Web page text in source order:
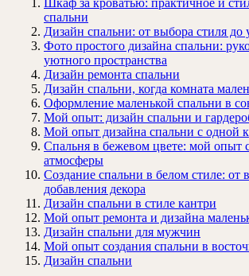
Шкаф за кроватью: практичное и
спальни
Дизайн спальни: от выбора стиля
Фото простого дизайна спальни:
уютного пространства
Дизайн ремонта спальни
Дизайн спальни, когда комната
Оформление маленькой спальни в
Мой опыт: дизайн спальни и
Мой опыт дизайна спальни с одной
Спальня в бежевом цвете: мой опыт
атмосферы
Создание спальни в белом стиле: от
добавления декора
Дизайн спальни в стиле кантри
Мой опыт ремонта и дизайна
Дизайн спальни для мужчин
Мой опыт создания спальни в
Дизайн спальни